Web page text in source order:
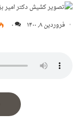
فروردین ۸, ۱۴۰۰ ۰